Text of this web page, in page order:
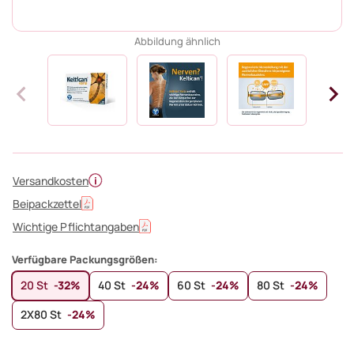
Abbildung ähnlich
Versandkosten
Beipackzettel
Wichtige Pflichtangaben
Verfügbare Packungsgrößen:
20 St -32% 40 St -24% 60 St -24% 80 St -24%
2X80 St -24%